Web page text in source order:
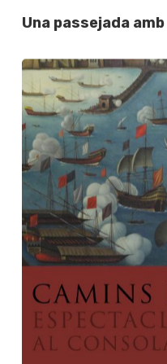
Una passejada